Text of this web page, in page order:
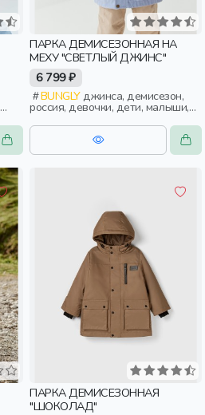
ПАРКА ДЕМИСЕЗОННАЯ НА
МЕХУ "СВЕТЛЫЙ ДЖИНС"
6 799 ₽
BUNGLYджинса, демисезон,
россия, девочки, дети, малыши,
дошкольники
ПАРКА ДЕМИСЕЗОННАЯ
"ШОКОЛАД"